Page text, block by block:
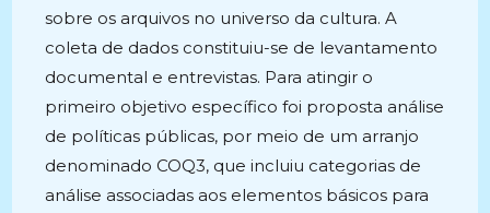
sobre os arquivos no universo da cultura. A
coleta de dados constituiu-se de levantamento
documental e entrevistas. Para atingir o
primeiro objetivo específico foi proposta análise
de políticas públicas, por meio de um arranjo
denominado COQ3, que incluiu categorias de
análise associadas aos elementos básicos para